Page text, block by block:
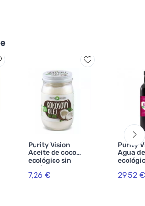
Purity Vision
Aceite de coco
ecológico sin
perfume 420 ml
7,26 €
Purity
Agua
29,52 €